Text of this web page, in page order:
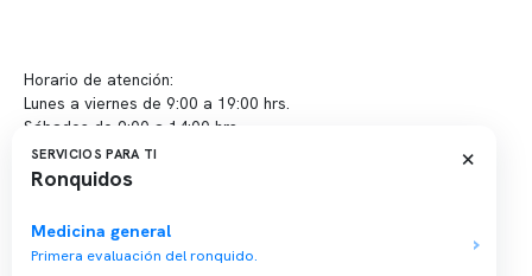
Horario de atención:
Lunes a viernes de 9:00 a 19:00 hrs.
Sábados de 9:00 a 14:00 hrs.
Sucursales
📍 Vitacura: Av. Kennedy 5488, Patio Inglés, piso -1, local 003
📍 Providencia: Av. Andrés Bello 2337, local 2
SERVICIOS PARA TI
Ronquidos
×
Medicina general
Primera evaluación del ronquido.